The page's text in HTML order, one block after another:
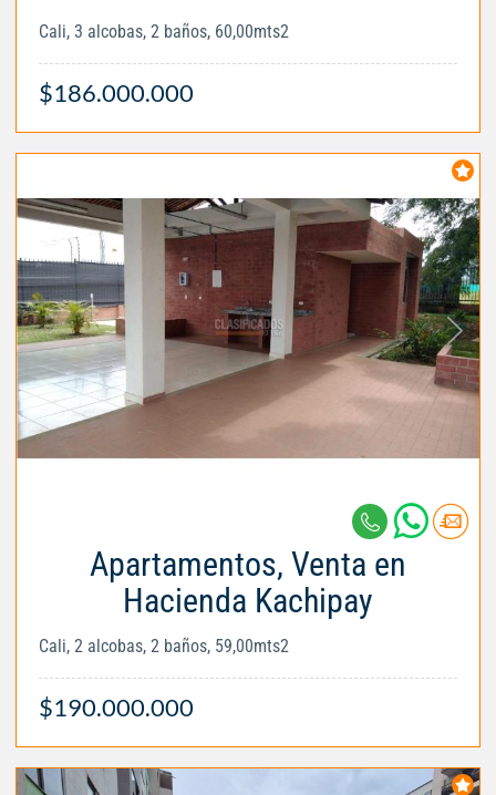
Cali, 3 alcobas, 2 baños, 60,00mts2
$186.000.000
Apartamentos, Venta en
Hacienda Kachipay
Cali, 2 alcobas, 2 baños, 59,00mts2
$190.000.000